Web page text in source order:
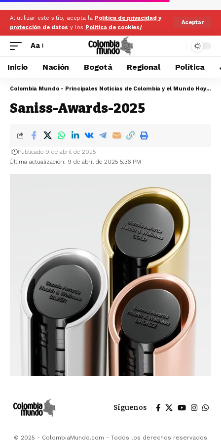
Al utilizar este sitio, acepta la Politica de privacidad y
protección de datos y los Politica de cookies/
Aceptar
Aa
Inicio Nación Bogotá Regional Política
Colombia Mundo - Principales Noticias de Colombia y el Mundo Hoy
>
Saniss-Awards-2025
Última actualización: 9 de abril de 2025 5:36 PM
Publicado 9 de abril de 2025
Síguenos
© 2025 - ColombiaMundo.com - Todos los derechos reservados